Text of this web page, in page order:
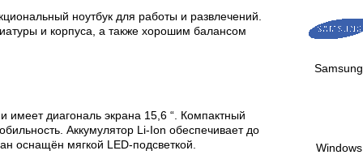
ноутбук для работы и развлечений.
и корпуса, а также хорошим балансом
имеет диагональ экрана 15,6 “. Компактный
Аккумулятор Li-Ion обеспечивает до
оснащён мягкой LED-подсветкой.
Samsung
Windows